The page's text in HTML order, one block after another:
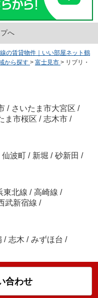
へ
の賃貸物件｜いい部屋ネット鶴
から探す > 富士見市 > リブリ・
/ さいたま市大宮区 /
ま市桜区 / 志木市 /
仙波町 / 新堀 / 砂新田 /
東北線 / 高崎線 /
武新宿線 /
/ 志木 / みずほ台 /
合わせ